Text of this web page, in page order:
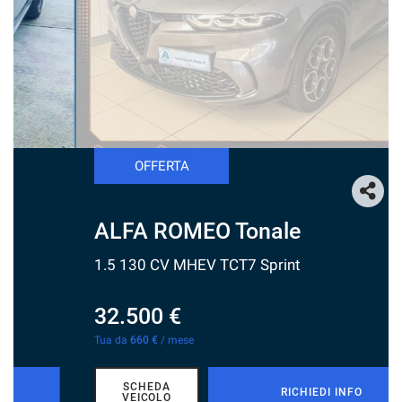
NEWS
ALFA ROMEO Tonale
1.5 130 CV MHEV TCT7 Sprint
32.500 €
660 €/ mese
RICHIEDI INFO
tracciamento
che
adottiamo
offrire
le
funzionalità
e
svolgere
informazioni
sul